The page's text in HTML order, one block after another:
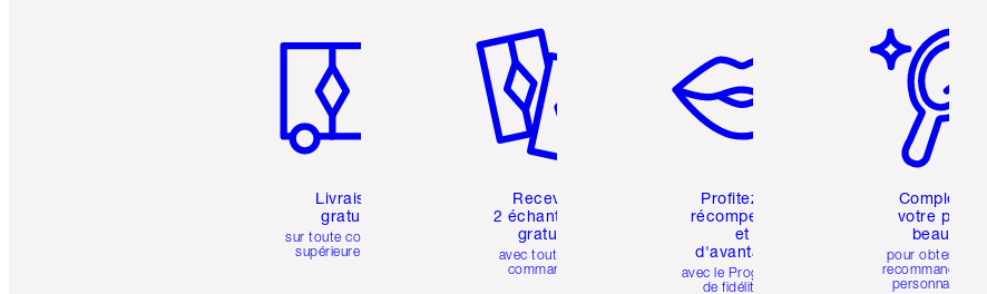
Livraison
gratuite
sur toute commande
supérieure à 50 $
Recevez
2 échantillons
gratuits
avec toutes les
commandes
Profitez de
récompenses
et
d'avantages
avec le Programme
de fidélité de
Compléter
votre profil
beauté
pour obtenir des
recommandations
personnalisées